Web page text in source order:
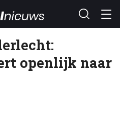
openlijk naar